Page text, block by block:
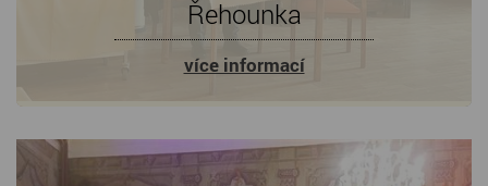
Řehounka
více informací